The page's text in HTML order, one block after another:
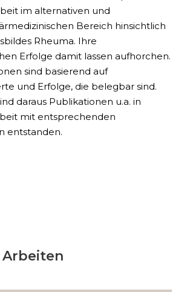
im alternativen und
Bereich hinsichtlich
Rheuma. Ihre
Erfolge damit lassen aufhorchen.
sind basierend auf
und Erfolge, die belegbar sind.
daraus Publikationen u.a. in
mit entsprechenden
entstanden.